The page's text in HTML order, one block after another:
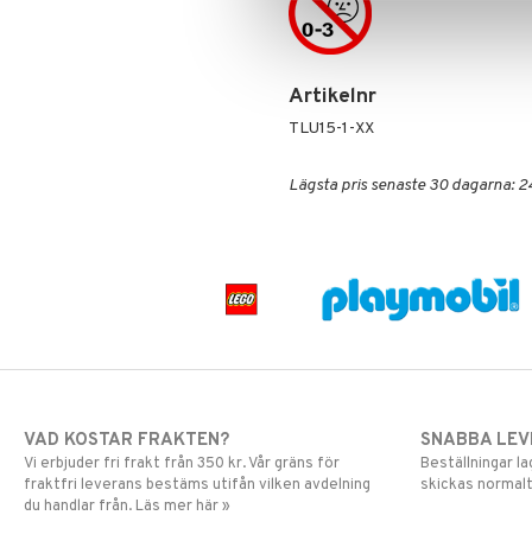
Artikelnr
TLU15-1-XX
Lägsta pris senaste 30 dagarna:
VAD KOSTAR FRAKTEN?
Vi erbjuder fri frakt från 350 kr. Vår gräns för
fraktfri leverans bestäms utifån vilken avdelning
du handlar från. Läs mer här »
SNABBA
Beställningar
skickas